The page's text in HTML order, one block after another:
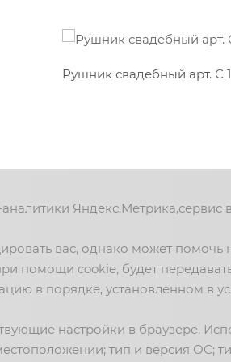
Рушник свадебный арт. С
Яндекс.Метрика,сервис
вас, однако может помочь
помощи cookie, будет
в порядке, установленном в
настройки в браузере.
тип и версия ОС;